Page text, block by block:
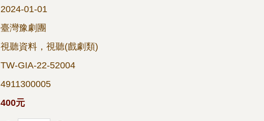
2024-01-01
臺灣豫劇團
視聽資料，視聽(戲劇類)
TW-GIA-22-52004
4911300005
400元